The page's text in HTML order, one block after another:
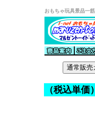
おもちゃ玩具景品一
（税込単